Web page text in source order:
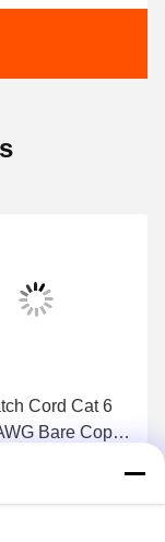
Cord Cat 6
Bare Copper
Harga Terbaik